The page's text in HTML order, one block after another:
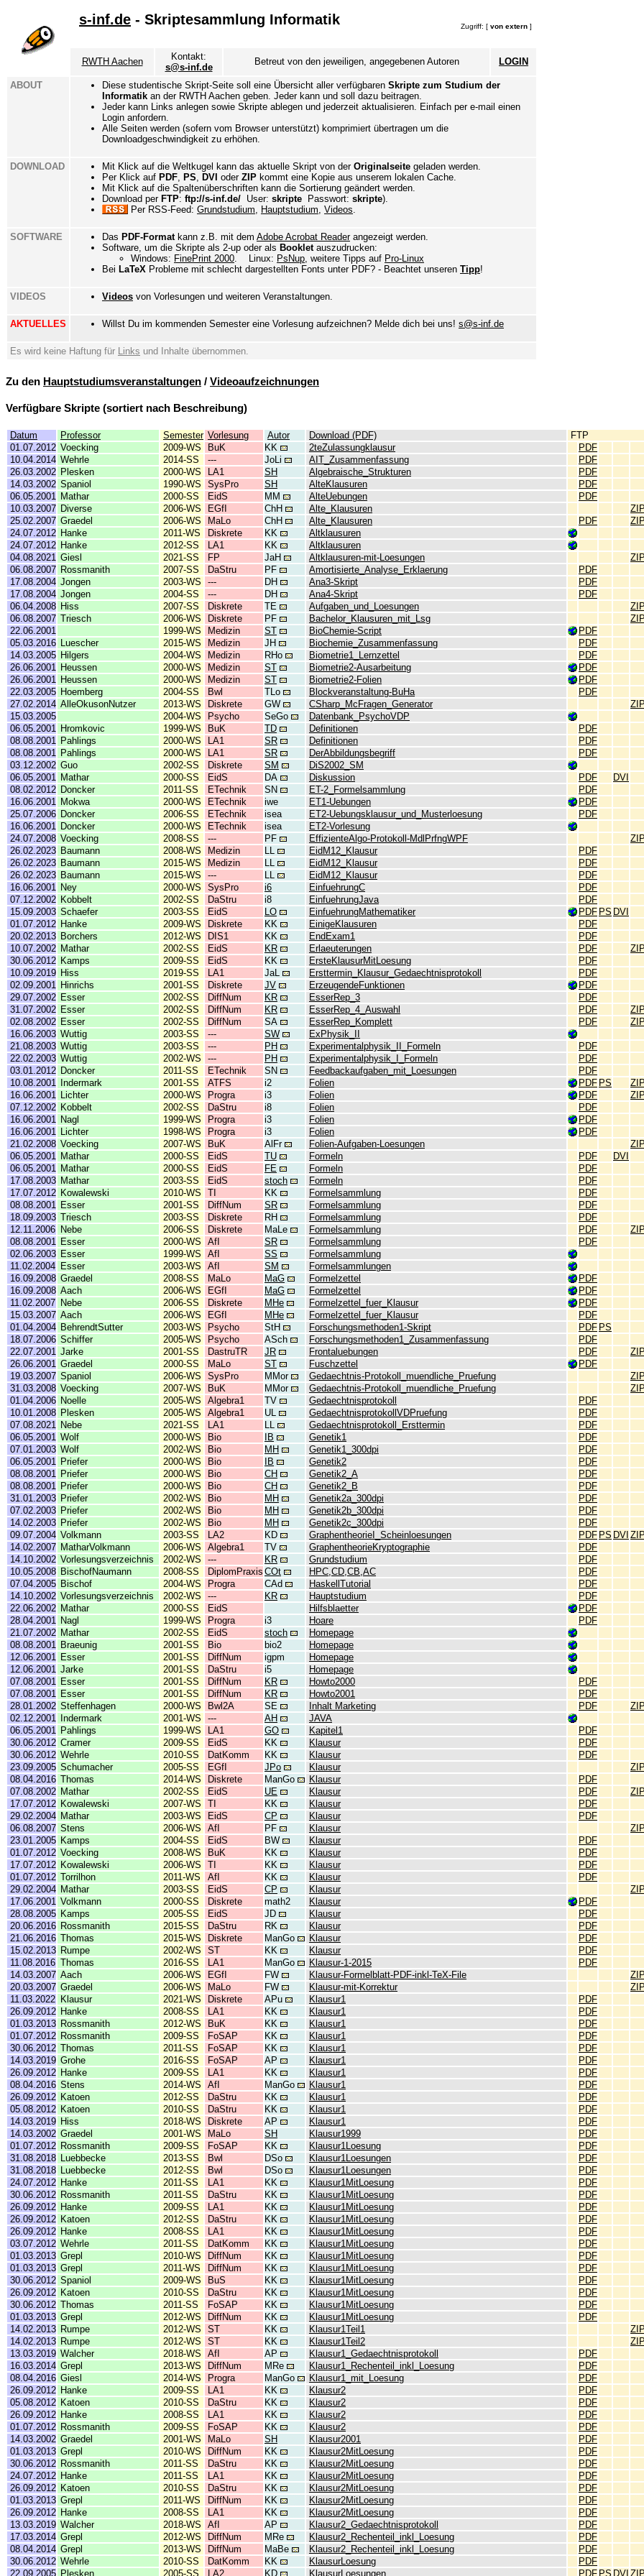
s-inf.de - Skriptesammlung Informatik Zugriff: [ von extern ]
RWTH Aachen
Kontakt:
s@s-inf.de
Betreut von den jeweiligen, angegebenen Autoren LOGIN
ABOUT Diese studentische Skript-Seite soll eine Übersicht aller verfügbaren Skripte zum Studium der
Informatik an der RWTH Aachen geben. Jeder kann und soll dazu beitragen.
Jeder kann Links anlegen sowie Skripte ablegen und jederzeit aktualisieren. Einfach per e-mail einen
Login anfordern.
Alle Seiten werden (sofern vom Browser unterstützt) komprimiert übertragen um die
Downloadgeschwindigkeit zu erhöhen.
DOWNLOAD Mit Klick auf die Weltkugel kann das aktuelle Skript von der Originalseite geladen werden.
Per Klick auf PDF, PS, DVI oder ZIP kommt eine Kopie aus unserem lokalen Cache.
Mit Klick auf die Spaltenüberschriften kann die Sortierung geändert werden.
Download per FTP: ftp://s-inf.de/ User: skripte Passwort: skripte).
Per RSS-Feed: Grundstudium, Hauptstudium, Videos.
SOFTWARE Das PDF-Format kann z.B. mit dem Adobe Acrobat Readerangezeigt werden.
Software, um die Skripte als 2-up oder als Bookletauszudrucken:
Windows: FinePrint 2000. Linux: PsNup, weitere Tipps auf Pro-Linux
Bei LaTeX Probleme mit schlecht dargestellten Fonts unter PDF? - Beachtet unseren Tipp!
VIDEOS Videos von Vorlesungen und weiteren Veranstaltungen.
AKTUELLES Willst Du im kommenden Semester eine Vorlesung aufzeichnen? Melde dich bei uns! s@s-inf.de
Es wird keine Haftung für Links und Inhalte übernommen.
Zu den Hauptstudiumsveranstaltungen / Videoaufzeichnungen
Verfügbare Skripte (sortiert nach Beschreibung)
Datum Professor Semester Vorlesung Autor Download (PDF)
FTP
01.07.2012 Voecking 2009-WS BuK KK 2teZulassungklausur
PDF
10.04.2014 Wehrle 2014-SS --- JoLi AIT_Zusammenfassung
PDF
26.03.2002 Plesken 2000-WS LA1 SH Algebraische_Strukturen
PDF
14.03.2002 Spaniol 1990-WS SysPro SH AlteKlausuren
PDF
06.05.2001
Mathar 2000-SS EidS MM AlteUebungen
PDF
10.03.2007 Diverse 2006-WS EGfI ChH Alte_Klausuren
ZIP
25.02.2007 Graedel 2006-WS MaLo ChH Alte_Klausuren PDF
ZIP
24.07.2012 Hanke 2011-WS Diskrete KK
Altklausuren
24.07.2012 Hanke 2012-SS LA1 KK
Altklausuren
04.08.2021 Giesl 2021-SS FP JaH Altklausuren-mit-Loesungen
ZIP
06.08.2007 Rossmanith 2007-SS DaStru PF Amortisierte_Analyse_Erklaerung
PDF
17.08.2004 Jongen 2003-WS --- DH Ana3-Skript
PDF
17.08.2004 Jongen 2004-SS --- DH Ana4-Skript
PDF
06.04.2008 Hiss 2007-SS Diskrete TE Aufgaben_und_Loesungen
ZIP
06.08.2007 Triesch 2006-WS Diskrete PF Bachelor_Klausuren_mit_Lsg
ZIP
22.06.2001
1999-WS Medizin ST BioChemie-Script
PDF
05.03.2016
Luescher 2015-WS Medizin JH Biochemie_Zusammenfassung
PDF
14.03.2005 Hilgers 2004-WS Medizin RHo Biometrie1_Lernzettel
PDF
26.06.2001
Heussen 2000-WS Medizin ST Biometrie2-Ausarbeitung
PDF
26.06.2001
Heussen 2000-WS Medizin ST Biometrie2-Folien
PDF
22.03.2005 Hoemberg 2004-SS Bwl TLo Blockveranstaltung-BuHa
PDF
27.02.2014 AlleOkusonNutzer 2013-WS Diskrete GW CSharp_McFragen_Generator
ZIP
15.03.2005
2004-WS Psycho SeGo
Datenbank_PsychoVDP
06.05.2001
Hromkovic 1999-WS BuK TD Definitionen
PDF
08.08.2001
Pahlings 2000-WS LA1 SR Definitionen
PDF
08.08.2001
Pahlings 2000-WS LA1 SR DerAbbildungsbegriff
PDF
03.12.2002 Guo 2002-SS Diskrete SM
DiS2002_SM
06.05.2001
Mathar 2000-SS EidS DA Diskussion PDF
DVI
08.02.2012 Doncker 2011-SS ETechnik SN ET-2_Formelsammlung
PDF
16.06.2001
Mokwa 2000-WS ETechnik iwe ET1-Uebungen
PDF
25.07.2006 Doncker 2006-SS ETechnik isea ET2-Uebungsklausur_und_Musterloesung
PDF
16.06.2001
Doncker 2000-WS ETechnik isea
ET2-Vorlesung
24.07.2008 Voecking 2008-SS --- PF EffizienteAlgo-Protokoll-MdlPrfngWPF
ZIP
26.02.2023 Baumann 2008-WS Medizin EidM12_Klausur
PDF
26.02.2023 Baumann 2015-WS Medizin EidM12_Klausur
PDF
26.02.2023 Baumann 2015-WS --- EidM12_Klausur
PDF
16.06.2001
Ney 2000-WS SysPro i6 EinfuehrungC
PDF
07.12.2002 Kobbelt 2002-SS DaStru i8 EinfuehrungJava
PDF
15.09.2003 Schaefer 2003-SS EidS LO EinfuehrungMathematiker PDF PS DVI
01.07.2012 Hanke 2009-WS Diskrete KK EinigeKlausuren
PDF
20.02.2013 Borchers 2012-WS DIS1 KK EndExam1
PDF
10.07.2002 Mathar 2002-SS EidS KR Erlaeuterungen PDF
ZIP
30.06.2012 Kamps 2009-SS EidS KK ErsteKlausurMitLoesung
PDF
10.09.2019 Hiss 2019-SS LA1 JaL Ersttermin_Klausur_Gedaechtnisprotokoll
PDF
02.09.2001
Hinrichs 2001-SS Diskrete JV ErzeugendeFunktionen
PDF
29.07.2002 Esser 2002-SS DiffNum KR EsserRep_3
PDF
31.07.2002 Esser 2002-SS DiffNum KR EsserRep_4_Auswahl PDF
ZIP
02.08.2002 Esser 2002-SS DiffNum SA EsserRep_Komplett PDF
ZIP
16.06.2003 Wuttig 2003-SS --- SW
ExPhysik_II
21.08.2003 Wuttig 2003-SS --- PH Experimentalphysik_II_Formeln
PDF
22.02.2003 Wuttig 2002-WS --- PH Experimentalphysik_I_Formeln
PDF
03.01.2012 Doncker 2011-SS ETechnik SN Feedbackaufgaben_mit_Loesungen
PDF
10.08.2001
Indermark 2001-SS ATFS i2 Folien PDF PS
ZIP
16.06.2001
Lichter 2000-WS Progra i3 Folien PDF
ZIP
07.12.2002 Kobbelt 2002-SS DaStru i8 Folien
PDF
16.06.2001
Nagl 1999-WS Progra i3 Folien
PDF
16.06.2001
Lichter 1998-WS Progra i3 Folien
PDF
21.02.2008 Voecking 2007-WS BuK AlFr Folien-Aufgaben-Loesungen
ZIP
06.05.2001
Mathar 2000-SS EidS TU Formeln PDF
DVI
06.05.2001
Mathar 2000-SS EidS FE Formeln
PDF
17.08.2003 Mathar 2003-SS EidS stoch Formeln
PDF
17.07.2012 Kowalewski 2010-WS TI KK Formelsammlung
PDF
08.08.2001
Esser 2001-SS DiffNum SR Formelsammlung
PDF
18.09.2003 Triesch 2003-SS Diskrete RH Formelsammlung
PDF
12.11.2006 Nebe 2006-SS Diskrete MaLe Formelsammlung PDF
ZIP
08.08.2001
Esser 2000-WS AfI SR Formelsammlung
PDF
02.06.2003 Esser 1999-WS AfI SS
Formelsammlung
11.02.2004 Esser 2003-WS AfI SM
Formelsammlungen
16.09.2008 Graedel 2008-SS MaLo MaG Formelzettel
PDF
16.09.2008 Aach 2006-WS EGfI MaG Formelzettel
PDF
11.02.2007 Nebe 2006-SS Diskrete MHe Formelzettel_fuer_Klausur
PDF
15.03.2007 Aach 2006-WS EGfI MHe Formelzettel_fuer_Klausur
PDF
01.04.2004 BehrendtSutter 2003-WS Psycho StH Forschungsmethoden1-Skript PDF PS
18.07.2006 Schiffer 2005-WS Psycho ASch Forschungsmethoden1_Zusammenfassung
PDF
22.07.2001 Jarke 2001-SS DastruTR JR Frontaluebungen PDF
ZIP
26.06.2001 Graedel 2000-SS MaLo ST Fuschzettel
PDF
19.03.2007 Spaniol 2006-WS SysPro MMor Gedaechtnis-Protokoll_muendliche_Pruefung
ZIP
31.03.2008 Voecking 2007-WS BuK MMor Gedaechtnis-Protokoll_muendliche_Pruefung
ZIP
01.04.2006 Noelle 2005-WS Algebra1 TV Gedaechtnisprotokoll
PDF
10.01.2008 Plesken 2005-WS Algebra1 UL GedaechtnisprotokollVDPruefung
PDF
07.08.2021
Nebe 2021-SS LA1 Gedaechtnisprotokoll_Ersttermin
PDF
06.05.2001 Wolf 2000-WS Bio IB Genetik1
PDF
07.01.2003 Wolf 2002-WS Bio MH Genetik1_300dpi
PDF
06.05.2001
Priefer 2000-WS Bio IB Genetik2
PDF
08.08.2001
Priefer 2000-WS Bio CH Genetik2_A
PDF
08.08.2001
Priefer 2000-WS Bio CH Genetik2_B
PDF
31.01.2003 Priefer 2002-WS Bio MH Genetik2a_300dpi
PDF
07.02.2003 Priefer 2002-WS Bio MH Genetik2b_300dpi
PDF
14.02.2003 Priefer 2002-WS Bio MH Genetik2c_300dpi
PDF
09.07.2004 Volkmann 2003-SS LA2 KD GraphentheorieI_Scheinloesungen PDF PS DVI ZIP
14.02.2007 MatharVolkmann 2006-WS Algebra1 TV GraphentheorieKryptographie
PDF
14.10.2002 Vorlesungsverzeichnis 2002-WS --- KR Grundstudium
PDF
10.05.2008 BischofNaumann 2008-SS DiplomPraxis COt HPC,CD,CB,AC
PDF
07.04.2005 Bischof 2004-WS Progra CAd HaskellTutorial
PDF
14.10.2002 Vorlesungsverzeichnis 2002-WS --- KR Hauptstudium
PDF
22.06.2002 Mathar 2000-SS EidS Hilfsblaetter
PDF
28.04.2001
Nagl 1999-WS Progra i3 Hoare
PDF
21.07.2002 Mathar 2002-SS EidS stoch
Homepage
08.08.2001
Braeunig 2001-SS Bio bio2
Homepage
12.06.2001
Esser 2001-SS DiffNum igpm
Homepage
12.06.2001 Jarke 2001-SS DaStru i5
Homepage
07.08.2001
Esser 2001-SS DiffNum KR Howto2000
PDF
07.08.2001
Esser 2001-SS DiffNum KR Howto2001
PDF
28.01.2002 Steffenhagen 2000-WS Bwl2A SE Inhalt Marketing PDF
ZIP
02.12.2001
Indermark 2001-WS --- AH
JAVA
06.05.2001
Pahlings 1999-WS LA1 GO Kapitel1
PDF
30.06.2012 Cramer 2009-SS EidS KK Klausur
PDF
30.06.2012 Wehrle 2010-SS DatKomm KK Klausur
PDF
23.09.2005 Schumacher 2005-SS EGfI JPo Klausur
ZIP
08.04.2016 Thomas 2014-WS Diskrete ManGo Klausur
PDF
07.08.2002 Mathar 2002-SS EidS UE Klausur PDF
ZIP
17.07.2012 Kowalewski 2007-WS TI KK Klausur
PDF
29.02.2004 Mathar 2003-WS EidS CP Klausur
PDF
06.08.2007 Stens 2006-WS AfI PF Klausur
ZIP
23.01.2005 Kamps 2004-SS EidS BW Klausur
PDF
01.07.2012 Voecking 2008-WS BuK KK Klausur
PDF
17.07.2012 Kowalewski 2006-WS TI KK Klausur
PDF
01.07.2012 Torrilhon 2011-WS AfI KK Klausur
PDF
29.02.2004 Mathar 2003-SS EidS CP Klausur
ZIP
17.06.2001 Volkmann 2000-SS Diskrete math2 Klausur
PDF
28.08.2005 Kamps 2005-SS EidS JD Klausur
PDF
20.06.2016 Rossmanith 2015-SS DaStru RK Klausur
PDF
21.06.2016 Thomas 2015-WS Diskrete ManGo Klausur
PDF
15.02.2013 Rumpe 2002-WS ST KK Klausur
PDF
11.08.2016 Thomas 2016-SS LA1 ManGo Klausur-1-2015
PDF
14.03.2007 Aach 2006-WS EGfI FW Klausur-Formelblatt-PDF-inkl-TeX-File
ZIP
20.03.2007 Graedel 2006-WS MaLo FW Klausur-mit-Korrektur
ZIP
11.03.2022 Klausur 2021-WS Diskrete APu Klausur1
PDF
26.09.2012 Hanke 2008-SS LA1 KK Klausur1
PDF
01.03.2013 Rossmanith 2012-WS BuK KK Klausur1
PDF
01.07.2012 Rossmanith 2009-SS FoSAP KK Klausur1
PDF
30.06.2012 Thomas 2011-SS FoSAP KK Klausur1
PDF
14.03.2019 Grohe 2016-SS FoSAP AP Klausur1
PDF
26.09.2012 Hanke 2009-SS LA1 KK Klausur1
PDF
08.04.2016 Stens 2014-WS AfI ManGo Klausur1
PDF
26.09.2012 Katoen 2012-SS DaStru KK Klausur1
PDF
05.08.2012 Katoen 2010-SS DaStru KK Klausur1
PDF
14.03.2019 Hiss 2018-WS Diskrete AP Klausur1
PDF
14.03.2002 Graedel 2001-WS MaLo SH Klausur1999
PDF
01.07.2012 Rossmanith 2009-SS FoSAP KK Klausur1Loesung
PDF
31.08.2018
Luebbecke 2013-SS Bwl DSo Klausur1Loesungen
PDF
31.08.2018
Luebbecke 2012-SS Bwl DSo Klausur1Loesungen
PDF
24.07.2012 Hanke 2011-SS LA1 KK Klausur1MitLoesung
PDF
30.06.2012 Rossmanith 2011-SS DaStru KK Klausur1MitLoesung
PDF
26.09.2012 Hanke 2009-SS LA1 KK Klausur1MitLoesung
PDF
26.09.2012 Katoen 2012-SS DaStru KK Klausur1MitLoesung
PDF
26.09.2012 Hanke 2008-SS LA1 KK Klausur1MitLoesung
PDF
03.07.2012 Wehrle 2011-SS DatKomm KK Klausur1MitLoesung
PDF
01.03.2013 Grepl 2010-WS DiffNum KK Klausur1MitLoesung
PDF
01.03.2013 Grepl 2011-WS DiffNum KK Klausur1MitLoesung
PDF
30.06.2012 Spaniol 2009-WS BuS KK Klausur1MitLoesung
PDF
26.09.2012 Katoen 2010-SS DaStru KK Klausur1MitLoesung
PDF
30.06.2012 Thomas 2011-SS FoSAP KK Klausur1MitLoesung
PDF
01.03.2013 Grepl 2012-WS DiffNum KK Klausur1MitLoesung
PDF
14.02.2013 Rumpe 2012-WS ST KK Klausur1Teil1
ZIP
14.02.2013 Rumpe 2012-WS ST KK Klausur1Teil2
ZIP
13.03.2019 Walcher 2018-WS AfI AP Klausur1_Gedaechtnisprotokoll
PDF
16.03.2014 Grepl 2013-WS DiffNum MRe Klausur1_Rechenteil_inkl_Loesung
PDF
08.04.2016 Giesl 2014-WS Progra ManGo Klausur1_mit_Loesung
PDF
26.09.2012 Hanke 2009-SS LA1 KK Klausur2
PDF
05.08.2012 Katoen 2010-SS DaStru KK Klausur2
PDF
26.09.2012 Hanke 2008-SS LA1 KK Klausur2
PDF
01.07.2012 Rossmanith 2009-SS FoSAP KK Klausur2
PDF
14.03.2002 Graedel 2001-WS MaLo SH Klausur2001
PDF
01.03.2013 Grepl 2010-WS DiffNum KK Klausur2MitLoesung
PDF
30.06.2012 Rossmanith 2011-SS DaStru KK Klausur2MitLoesung
PDF
24.07.2012 Hanke 2011-SS LA1 KK Klausur2MitLoesung
PDF
26.09.2012 Katoen 2010-SS DaStru KK Klausur2MitLoesung
PDF
01.03.2013 Grepl 2011-WS DiffNum KK Klausur2MitLoesung
PDF
26.09.2012 Hanke 2008-SS LA1 KK Klausur2MitLoesung
PDF
13.03.2019 Walcher 2018-WS AfI AP Klausur2_Gedaechtnisprotokoll
PDF
17.03.2014 Grepl 2012-WS DiffNum MRe Klausur2_Rechenteil_inkl_Loesung
PDF
08.04.2014 Grepl 2013-WS DiffNum MaBe Klausur2_Rechenteil_inkl_Loesung
PDF
30.06.2012 Wehrle 2010-SS DatKomm KK KlausurLoesung
PDF
22.09.2005 Plesken 2005-SS LA2 KD KlausurLoesungen PDF PS DVI ZIP